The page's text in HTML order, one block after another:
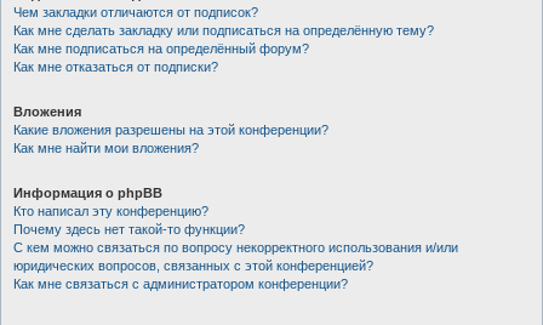
Чем закладки отличаются от подписок?
Как мне сделать закладку или подписаться на определённую тему?
Как мне подписаться на определённый форум?
Как мне отказаться от подписки?
Вложения
Какие вложения разрешены на этой конференции?
Как мне найти мои вложения?
Информация о phpBB
Кто написал эту конференцию?
Почему здесь нет такой-то функции?
С кем можно связаться по вопросу некорректного использования и/или
юридических вопросов, связанных с этой конференцией?
Как мне связаться с администратором конференции?